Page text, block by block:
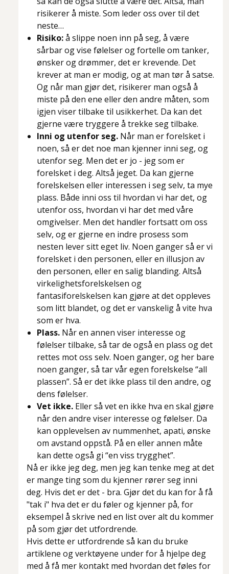
risikerer å miste. Som leder oss over til det
neste…
Risiko:å slippe noen inn på seg, å være
sårbar og vise følelser og fortelle om tanker,
ønsker og drømmer, det er krevende. Det
krever at man er modig, og at man tør å satse.
Og når man gjør det, risikerer man også å
miste på den ene eller den andre måten, som
igjen viser tilbake til usikkerhet. Da kan det
gjerne være tryggere å trekke seg tilbake.
Inni og utenfor seg. Når man er forelsket i
noen, så er det noe man kjenner inni seg, og
utenfor seg. Men det er jo - jeg som er
forelsket i deg. Altså jeget. Da kan gjerne
forelskelsen eller interessen i seg selv, ta mye
plass. Både inni oss til hvordan vi har det, og
utenfor oss, hvordan vi har det med våre
omgivelser. Men det handler fortsatt om oss
selv, og er gjerne en indre prosess som
nesten lever sitt eget liv. Noen ganger så er vi
forelsket i den personen, eller en illusjon av
den personen, eller en salig blanding. Altså
virkelighetsforelskelsen og
fantasiforelskelsen kan gjøre at det oppleves
som litt blandet, og det er vanskelig å vite hva
som er hva.
Plass. Når en annen viser interesse og
følelser tilbake, så tar de også en plass og det
rettes mot oss selv. Noen ganger, og her bare
noen ganger, så tar vår egen forelskelse “all
plassen”. Så er det ikke plass til den andre, og
dens følelser.
Vet ikke. Eller så vet en ikke hva en skal gjøre
når den andre viser interesse og følelser. Da
kan opplevelsen av nummenhet, apati, ønske
om avstand oppstå. På en eller annen måte
kan dette også gi “en viss trygghet”.
Nå er ikke jeg deg, men jeg kan tenke meg at det
er mange ting som du kjenner rører seg inni
deg. Hvis det er det - bra. Gjør det du kan for å få
"tak i" hva det er du føler og kjenner på, for
eksempel å skrive ned en list over alt du kommer
på som gjør det utfordrende.
Hvis dette er utfordrende så kan du bruke
artiklene og verktøyene under for å hjelpe deg
med å få mer kontakt med hvordan det føles for